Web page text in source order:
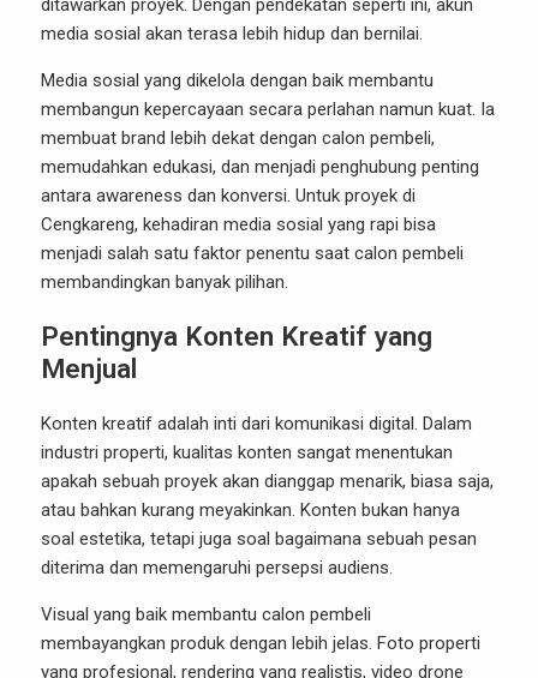
ditawarkan proyek. Dengan pendekatan seperti ini, akun
media sosial akan terasa lebih hidup dan bernilai.
Media sosial yang dikelola dengan baik membantu
membangun kepercayaan secara perlahan namun kuat. Ia
membuat brand lebih dekat dengan calon pembeli,
memudahkan edukasi, dan menjadi penghubung penting
antara awareness dan konversi. Untuk proyek di
Cengkareng, kehadiran media sosial yang rapi bisa
menjadi salah satu faktor penentu saat calon pembeli
membandingkan banyak pilihan.
Pentingnya Konten Kreatif yang
Menjual
Konten kreatif adalah inti dari komunikasi digital. Dalam
industri properti, kualitas konten sangat menentukan
apakah sebuah proyek akan dianggap menarik, biasa saja,
atau bahkan kurang meyakinkan. Konten bukan hanya
soal estetika, tetapi juga soal bagaimana sebuah pesan
diterima dan memengaruhi persepsi audiens.
Visual yang baik membantu calon pembeli
membayangkan produk dengan lebih jelas. Foto properti
yang profesional, rendering yang realistis, video drone